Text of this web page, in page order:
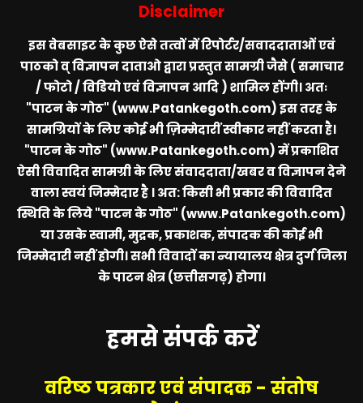
Disclaimer
इस वेबसाइट के कुछ ऐसे तत्वों में रिपोर्टर/सवाददाताओं एवं
पाठको व् विज्ञापन दाताओ द्वारा प्रस्तुत सामग्री जैसे ( समाचार
/ फोटो / विडियो एवं विज्ञापन आदि ) शामिल होंगी। अतः
"पाटन के गोठ" (www.Patankegoth.com)इस तरह के
सामग्रियों के लिए कोई भी ज़िम्मेदारीं स्वीकार नहीं करता है।
"पाटन के गोठ" (www.Patankegoth.com)में प्रकाशित
ऐसी विवादित सामग्री के लिए संवाददाता/खबर व विज्ञापन देने
वाला स्वयं जिम्मेदार है । अत: किसी भी प्रकार की विवादित
स्थिति के लिये"पाटन के गोठ" (www.Patankegoth.com)
या उसके स्वामी, मुद्रक, प्रकाशक, संपादक की कोई भी
जिम्मेदारी नहीं होगी। सभी विवादों का न्यायालय क्षेत्र दुर्ग जिला
के पाटन क्षेत्र (छत्तीसगढ़) होगा।
हमसे संपर्क करें
वरिष्ठ पत्रकार एवं संपादक - संतोष